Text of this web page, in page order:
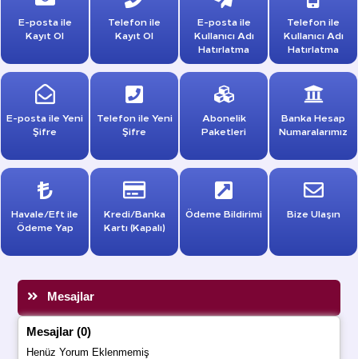
E-posta ile
Kayıt Ol
Telefon ile
Kayıt Ol
E-posta ile
Kullanıcı Adı
Hatırlatma
Telefon ile
Kullanıcı Adı
Hatırlatma
E-posta ile Yeni
Şifre
Telefon ile Yeni
Şifre
Abonelik
Paketleri
Banka Hesap
Numaralarımız
Havale/Eft ile
Ödeme Yap
Kredi/Banka
Kartı (Kapalı)
Ödeme Bildirimi Bize Ulaşın
Mesajlar
Mesajlar (0)
Henüz Yorum Eklenmemiş